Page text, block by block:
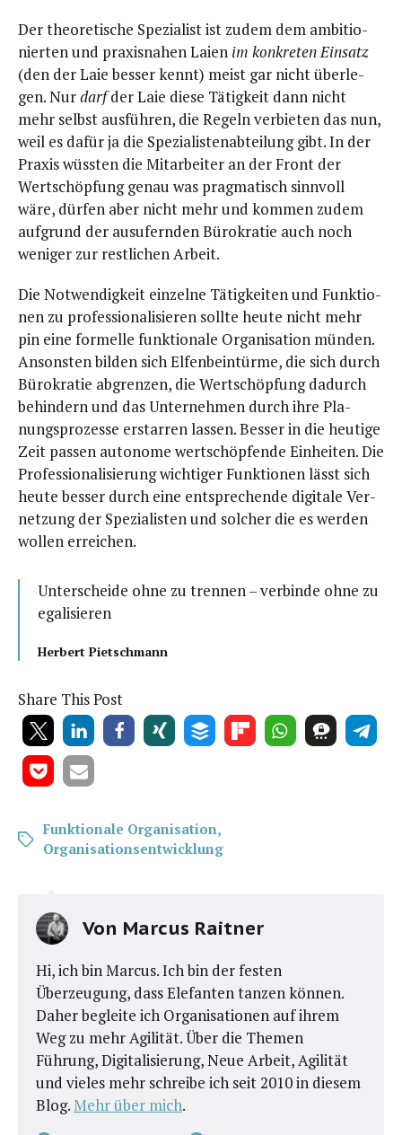
Der theo­re­ti­sche Spe­zia­list ist zudem dem ambi­tio­
nier­ten und pra­xis­na­hen Lai­en im kon­kre­ten Ein­satz
(den der Laie bes­ser kennt) meist gar nicht über­le­
gen. Nurdarfder Laie die­se Tätig­keit dann nicht
mehr selbst aus­füh­ren, die Regeln ver­bie­ten das nun,
weil es dafür ja die Spe­zia­lis­ten­ab­tei­lung gibt. In der
Pra­xis wüss­ten die Mit­ar­bei­ter an der Front der
Wert­schöp­fung genau was prag­ma­tisch sinn­voll
wäre, dür­fen aber nicht mehr und kom­men zudem
auf­grund der aus­ufern­den Büro­kra­tie auch noch
weni­ger zur rest­li­chen Arbeit.
Die Not­wen­dig­keit ein­zel­ne Tätig­kei­ten und Funk­tio­
nen zu pro­fes­sio­na­li­sie­ren soll­te heu­te nicht mehr
pin eine for­mel­le funk­tio­na­le Orga­ni­sa­ti­on mün­den.
Ansons­ten bil­den sich Elfen­bein­tür­me, die sich durch
Büro­kra­tie abgren­zen, die Wert­schöp­fung dadurch
behin­dern und das Unter­neh­men durch ihre Pla­
nungs­pro­zes­se erstar­ren las­sen. Bes­ser in die heu­ti­ge
Zeit pas­sen auto­no­me wert­schöp­fen­de Ein­hei­ten. Die
Pro­fes­sio­na­li­sie­rung wich­ti­ger Funk­tio­nen lässt sich
heu­te bes­ser durch eine ent­spre­chen­de digi­ta­le Ver­
net­zung der Spe­zia­lis­ten und sol­cher die es wer­den
wol­len erreichen.
Unter­schei­de ohne zu tren­nen – ver­bin­de ohne zu
egalisieren
Her­bert Pietschmann
Share This Post
Funktionale Organisation,
Organisationsentwicklung
Von Marcus Raitner
Hi, ich bin Marcus. Ich bin der festen
Überzeugung, dass Elefanten tanzen können.
Daher begleite ich Organisationen auf ihrem
Weg zu mehr Agilität. Über die Themen
Führung, Digitalisierung, Neue Arbeit, Agilität
und vieles mehr schreibe ich seit 2010 in diesem
Blog. Mehr über mich.